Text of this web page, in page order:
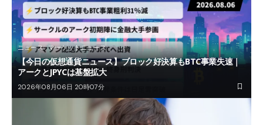
ニュース マーケットニュース
【今日の仮想通貨ニュース】ブロック好決算もBTC事業失速｜
アークとJPYCは基盤拡大
2026年08月06日 20時07分